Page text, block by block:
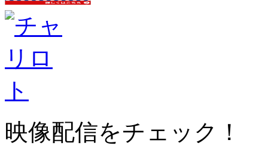
映像配信をチェック！